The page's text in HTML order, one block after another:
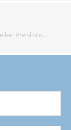
Preisliste...